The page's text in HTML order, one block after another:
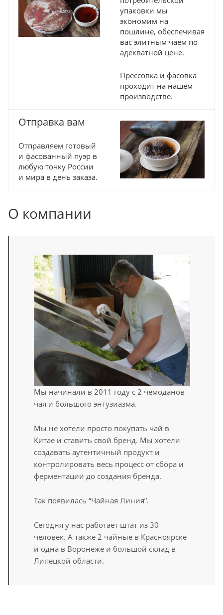
упаковки мы
экономим на
пошлине, обеспечивая
вас элитным чаем по
адекватной цене.
Прессовка и фасовка
проходит на нашем
производстве.
Отправка вам
Отправляем готовый
и фасованный пуэр в
любую точку России
и мира в день заказа.
О компании
Мы начинали в 2011 году с 2 чемоданов
чая и большого энтузиазма.
Мы не хотели просто покупать чай в
Китае и ставить свой бренд. Мы хотели
создавать аутентичный продукт и
контролировать весь процесс от сбора и
ферментации до создания бренда.
Так появилась “Чайная Линия”.
Сегодня у нас работает штат из 30
человек. А также 2 чайные в Красноярске
и одна в Воронеже и большой склад в
Липецкой области.